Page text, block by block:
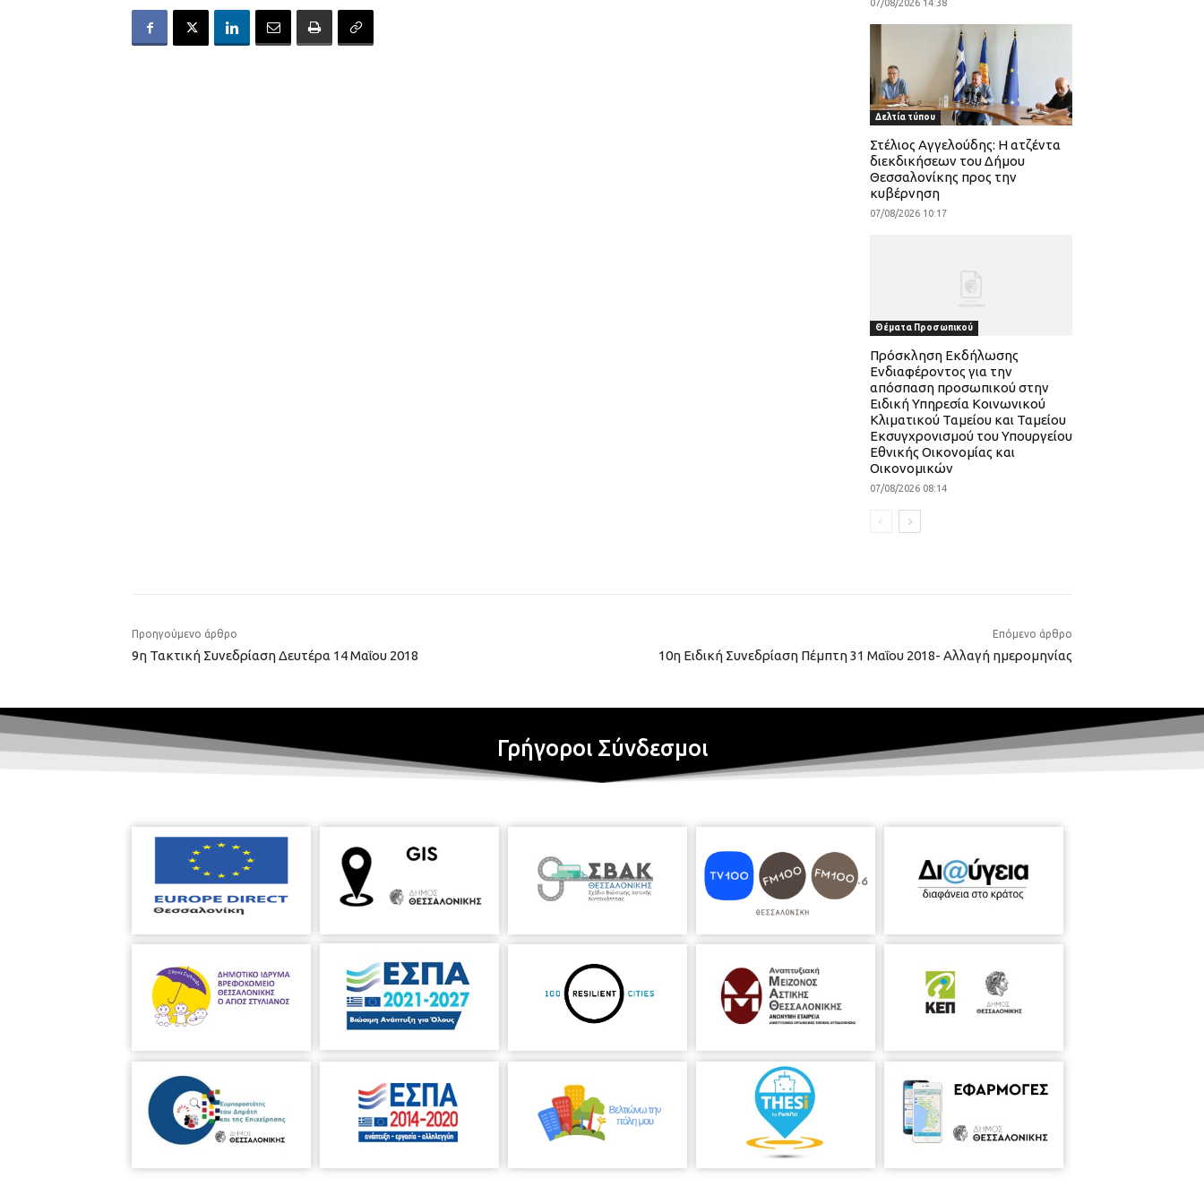
07/08/2026 14:38
Δελτία τύπου
Στέλιος Αγγελούδης: Η ατζέντα
διεκδικήσεων του Δήμου
Θεσσαλονίκης προς την
κυβέρνηση
07/08/2026 10:17
Θέματα Προσωπικού
Πρόσκληση Εκδήλωσης
Ενδιαφέροντος για την
απόσπαση προσωπικού στην
Ειδική Υπηρεσία Κοινωνικού
Κλιματικού Ταμείου και Ταμείου
Εκσυγχρονισμού του Υπουργείου
Εθνικής Οικονομίας και
Οικονομικών
07/08/2026 08:14
Προηγούμενο άρθρο
9η Τακτική Συνεδρίαση Δευτέρα 14 Μαΐου 2018
Επόμενο άρθρο
10η Ειδική Συνεδρίαση Πέμπτη 31 Μαΐου 2018- Αλλαγή ημερομηνίας
Γρήγοροι Σύνδεσμοι